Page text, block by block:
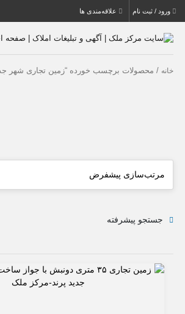
نام علاقه‌مندی ها
برچسب خورده “زمین تجاری شهر جدید”
پیشرفته
114 بازدید